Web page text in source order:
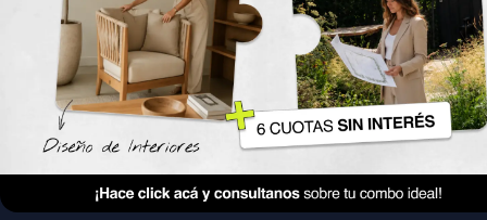
Anterior Clase
Clase 12
Materiales